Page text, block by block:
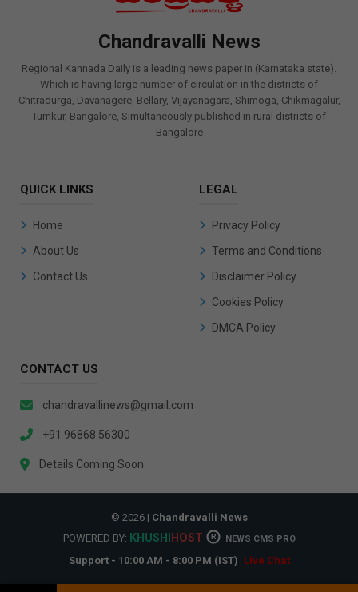
Chandravalli News
Regional Kannada Daily is a leading news paper in (Karnataka state).
Which is having large number of circulation in the districts of
Chitradurga, Davanagere, Bellary, Vijayanagara, Shimoga, Chikmagalur,
Tumkur, Bangalore, Simultaneously published in rural districts of
Bangalore
QUICK LINKS
Home
About Us
Contact Us
LEGAL
Privacy Policy
Terms and Conditions
Disclaimer Policy
Cookies Policy
DMCA Policy
CONTACT US
chandravallinews@gmail.com
+91 96868 56300
Details Coming Soon
© 2026 | Chandravalli News
POWERED BY: KHUSHIHOST R NEWS CMS PRO
Support - 10:00 AM - 8:00 PM (IST) Live Chat